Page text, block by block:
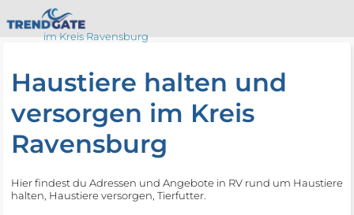
im Kreis Ravensburg
Haustiere halten und
versorgen im Kreis
Ravensburg
Hier findest du Adressen und Angebote in RV rund um Haustiere
halten, Haustiere versorgen, Tierfutter.